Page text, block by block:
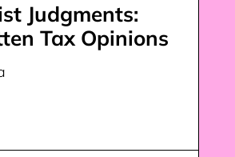
Judgments:
Tax Opinions